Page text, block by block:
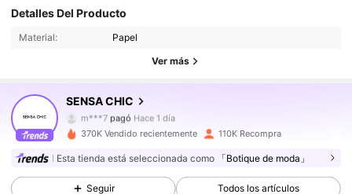
Detalles Del Producto
Material: Papel
Ver más
SENSA CHIC
115K Seguidores
4,91
115K Seguidores
m***7pagó Hace 1 día
4,91 115K Seguidores
370K Vendido recientemente 110K Recompra
Esta tienda está seleccionada como 「Botique de moda」
Seguir Todos los artículos